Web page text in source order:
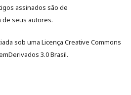
assinados são de
seus autores.
sob uma Licença Creative Commons
3.0 Brasil.